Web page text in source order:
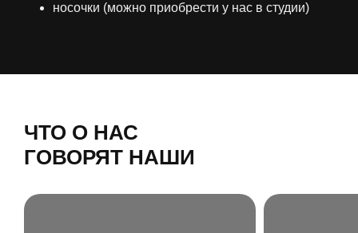
носочки (можно приобрести у нас в студии)
ЧТО О НАС
ГОВОРЯТ НАШИ